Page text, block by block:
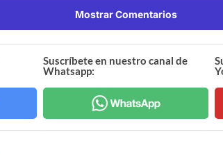
Mostrar Comentarios
Suscríbete en nuestro canal de
Whatsapp: